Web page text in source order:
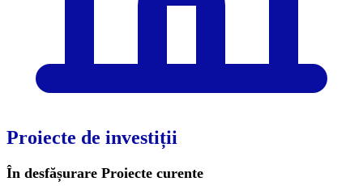
Proiecte de investiții
În desfășurare Proiecte curente